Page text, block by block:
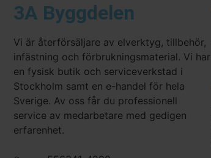
3A Byggdelen
Vi är återförsäljare av elverktyg, tillbehör,
infästning och förbrukningsmaterial. Vi har
en fysisk butik och serviceverkstad i
Stockholm samt en e-handel för hela
Sverige. Av oss får du professionell
service av medarbetare med gedigen
erfarenhet.